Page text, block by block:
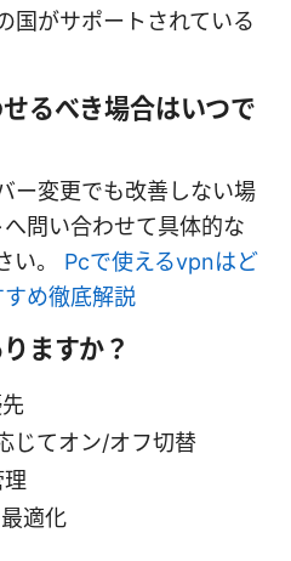
国がサポートされている
るべき場合はいつで
ー変更でも改善しない場
問い合わせて具体的な
い。 Pcで使えるvpnはど
め徹底解説
ますか？
じてオン/オフ切替
適化